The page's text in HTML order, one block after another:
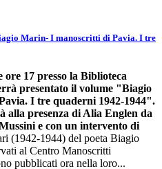
Marin- I manoscritti di Pavia. I tre
17 presso la Biblioteca
presentato il volume "Biagio
I tre quaderni 1942-1944".
alla presenza di Alia Englen da
e con un intervento di
(1942-1944) del poeta Biagio
al Centro Manoscritti
pubblicati ora nella loro...